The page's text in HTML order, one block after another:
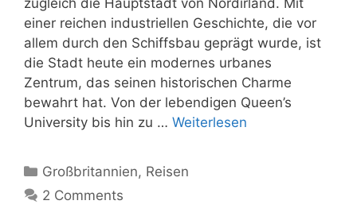
zugleich die Hauptstadt von Nordirland. Mit
einer reichen industriellen Geschichte, die vor
allem durch den Schiffsbau geprägt wurde, ist
die Stadt heute ein modernes urbanes
Zentrum, das seinen historischen Charme
bewahrt hat. Von der lebendigen Queen’s
University bis hin zu … Weiterlesen
Kategorien
Großbritannien, Reisen
2 Comments